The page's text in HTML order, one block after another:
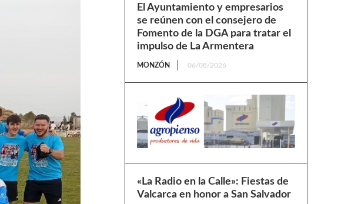
El Ayuntamiento y empresarios
se reúnen con el consejero de
Fomento de la DGA para tratar el
impulso de La Armentera
MONZÓN 06/08/2026
«La Radio en la Calle»: Fiestas de
Valcarca en honor a San Salvador